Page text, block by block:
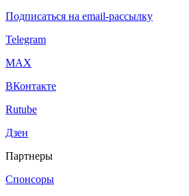
Подписаться на email-рассылку
Telegram
МАХ
ВКонтакте
Rutube
Дзен
Партнеры
Спонсоры